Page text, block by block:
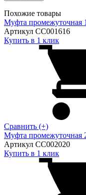
Похожие товары
Муфта промежуточная
Артикул CC001616
Купить в 1 клик
Сравнить (+)
Муфта промежуточная
Артикул CC002020
Купить в 1 клик